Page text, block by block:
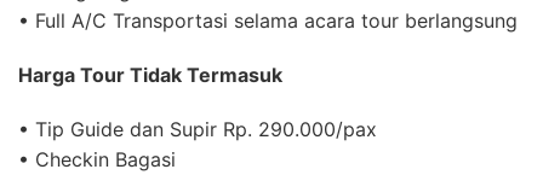
• Full A/C Transportasi selama acara tour berlangsung
Harga Tour Tidak Termasuk
• Tip Guide dan Supir Rp. 290.000/pax
• Checkin Bagasi